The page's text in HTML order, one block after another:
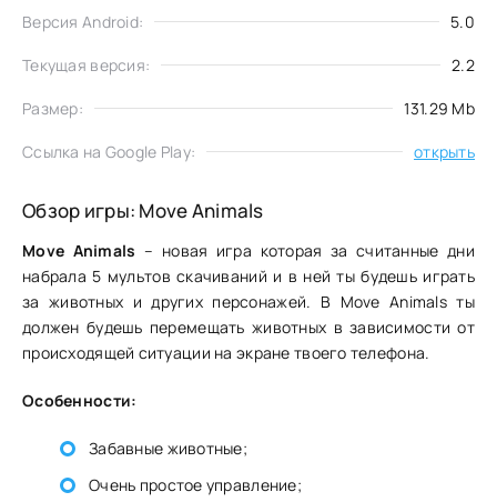
Версия Android: 5.0
Текущая версия: 2.2
Размер: 131.29 Mb
Ссылка на Google Play: открыть
Обзор игры: Move Animals
Move Animals – новая игра которая за считанные дни
набрала 5 мультов скачиваний и в ней ты будешь играть
за животных и других персонажей. В Move Animals ты
должен будешь перемещать животных в зависимости от
происходящей ситуации на экране твоего телефона.
Особенности:
Забавные животные;
Очень простое управление;